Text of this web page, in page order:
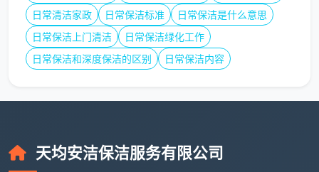
成都天均安洁保洁的原则是：所有价格调整
均在初勘后写入合同，绝不中途通知“要加钱”。
形保障
日常清洁家政
日常保洁标准
日常保洁是什么意思
日常保洁上门清洁
日常保洁绿化工作
日常保洁和深度保洁的区别
日常保洁内容
天均安洁保洁服务有限公司